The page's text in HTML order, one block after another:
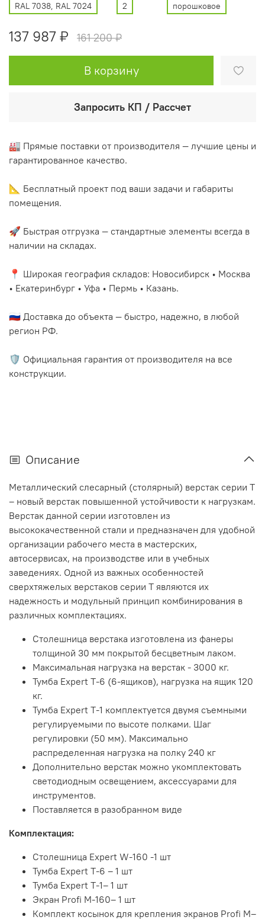
RAL 7038, RAL 7024
2
порошковое
137 987 ₽ 161 200 ₽
В корзину
Запросить КП / Рассчет
🏭 Прямые поставки от производителя — лучшие цены и
гарантированное качество.
📐 Бесплатный проект под ваши задачи и габариты
помещения.
🚀 Быстрая отгрузка — стандартные элементы всегда в
наличии на складах.
📍 Широкая география складов: Новосибирск • Москва
• Екатеринбург • Уфа • Пермь • Казань.
🇷🇺 Доставка до объекта — быстро, надежно, в любой
регион РФ.
🛡️ Официальная гарантия от производителя на все
конструкции.
Описание
Металлический слесарный (столярный) верстак серии T
– новый верстак повышенной устойчивости к нагрузкам.
Верстак данной серии изготовлен из
высококачественной стали и предназначен для удобной
организации рабочего места в мастерских,
автосервисах, на производстве или в учебных
заведениях. Одной из важных особенностей
сверхтяжелых верстаков серии T являются их
надежность и модульный принцип комбинирования в
различных комплектациях.
Столешница верстака изготовлена из фанеры
толщиной 30 мм покрытой бесцветным лаком.
Максимальная нагрузка на верстак - 3000 кг.
Тумба Expert T-6 (6-ящиков), нагрузка на ящик 120
кг.
Тумба Expert T-1 комплектуется двумя съемными
регулируемыми по высоте полками. Шаг
регулировки (50 мм). Максимально
распределенная нагрузка на полку 240 кг
Дополнительно верстак можно укомплектовать
светодиодным освещением, аксессуарами для
инструментов.
Поставляется в разобранном виде
Комплектация:
Столешница Expert W-160 -1 шт
Тумба Expert T-6 – 1 шт
Тумба Expert T-1– 1 шт
Экран Profi M-160– 1 шт
Комплект косынок для крепления экранов Profi M–